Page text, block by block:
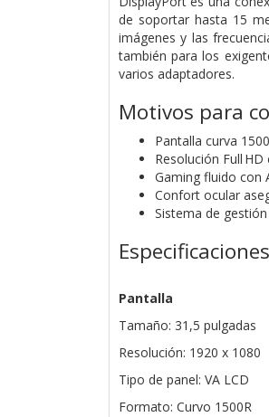
de soportar hasta 15
imágenes y las
también para los
varios adaptadores.
Motivos para
Pantalla curva
Resolución Full
Gaming fluido con
Confort ocular
Sistema de
Especificaciones
Pantalla
Tamaño: 31,5 pulgadas
Resolución: 1920 x 1080
Tipo de panel: VA LCD
Formato: Curvo 1500R